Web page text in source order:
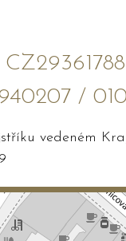
CZ29361788
/
vedeném